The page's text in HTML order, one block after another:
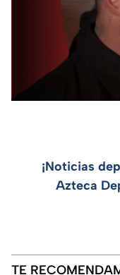
¡Noticias
Azteca
TE